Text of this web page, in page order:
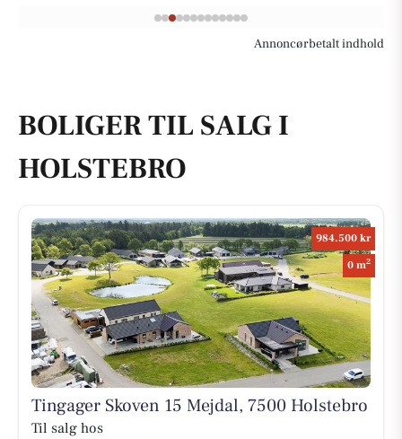
Annoncørbetalt indhold
BOLIGER TIL SALG I
HOLSTEBRO
984.500 kr
0 m2
Tingager Skoven 15 Mejdal, 7500 Holstebro
Til salg hos